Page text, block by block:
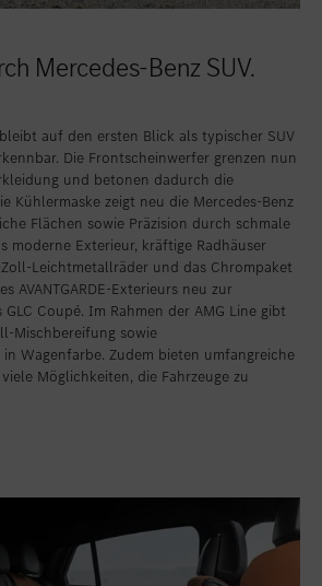
Mercedes-Benz SUV.
auf den ersten Blick als typischer SUV
Die Frontscheinwerfer grenzen nun
und betonen dadurch die
Kühlermaske zeigt neu die Mercedes-Benz
Flächen sowie Präzision durch schmale
moderne Exterieur, kräftige Radhäuser
Leichtmetallräder und das Chrompaket
AVANTGARDE‑Exterieurs neu zur
Coupé. Im Rahmen der AMG Line gibt
Mischbereifung sowie
Wagenfarbe. Zudem bieten umfangreiche
Möglichkeiten, die Fahrzeuge zu